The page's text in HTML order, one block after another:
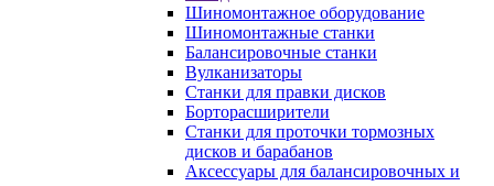
Шиномонтажное оборудование
Шиномонтажные станки
Балансировочные станки
Вулканизаторы
Станки для правки дисков
Борторасширители
Станки для проточки тормозных
дисков и барабанов
Аксессуары для балансировочных и